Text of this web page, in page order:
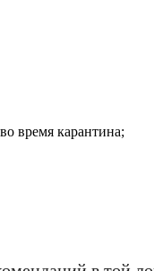
время карантина;